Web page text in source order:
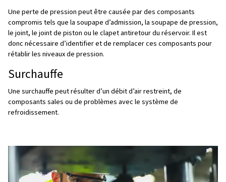
compresseur d’air
Votre compresseur peut présenter diverses pannes,
les identifier et les reconnaître avant qu’une panne ne
Eh bien, il y a plusieurs signes d’avertissement :
Bruit excessif
pièces usées ou des composants de moteur
Répondre à ces problèmes peut aider à réduire les
et à prévenir d’autres dommages.